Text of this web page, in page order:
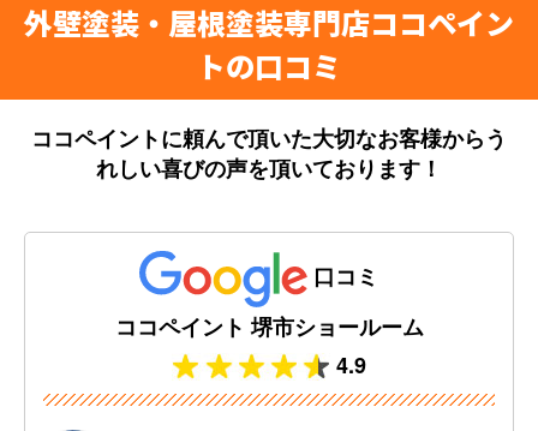
外壁塗装・屋根塗装専門店ココペイン
トの口コミ
ココペイントに頼んで頂いた大切なお客様からう
れしい喜びの声を頂いております！
口コミ
ココペイント 堺市ショールーム
4.9